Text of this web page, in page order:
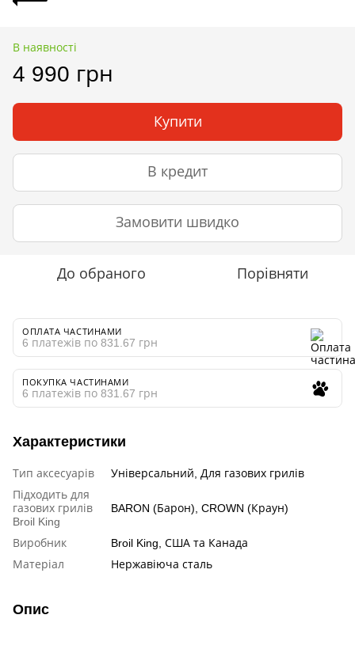
В наявності
4 990 грн
Купити
В кредит
Замовити швидко
До обраного Порівняти
ОПЛАТА ЧАСТИНАМИ
6 платежів по 831.67 грн
ПОКУПКА ЧАСТИНАМИ
6 платежів по 831.67 грн
Характеристики
Тип аксесуарів
Універсальний, Для газових грилів
Підходить для
газових грилів
Broil King
BARON (Барон), CROWN (Краун)
Виробник
Broil King, США та Канада
Матеріал
Нержавіюча сталь
Опис